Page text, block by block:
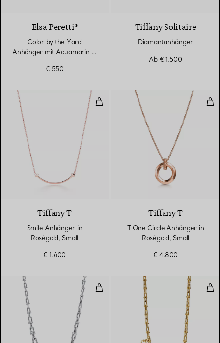
Elsa Peretti®
Color by the Yard
Anhänger mit Aquamarin in
€ 550
Tiffany Solitaire
Diamantanhänger
Ab € 1.500
Smile Anhänger in Roségold,
3 Materialien
Tiffany T
Smile Anhänger in
Roségold, Small
€ 1.600
T
Tiffany T
T One Circle Anhänger in
Roségold, Small
€ 4.800
Gliederhalskette in abgestuftem